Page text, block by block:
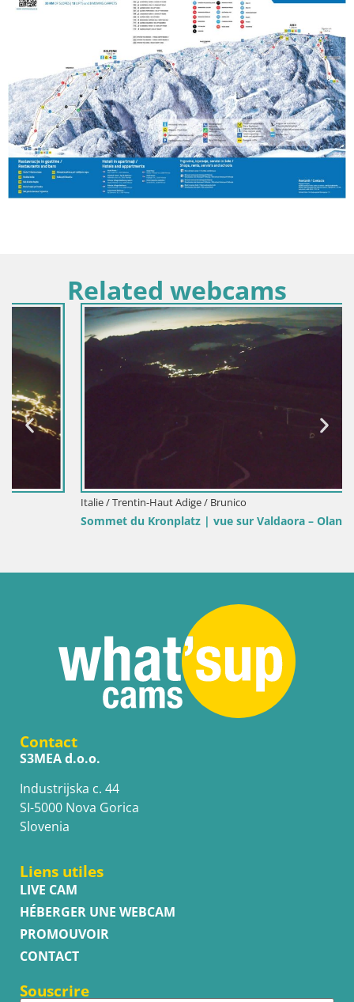
Related webcams
Italie / Trentin-Haut Adige / Brunico
Sommet du Kronplatz | vue sur Valdaora – Olang
Contact
S3MEA d.o.o.
Industrijska c. 44
SI-5000 Nova Gorica
Slovenia
Liens utiles
LIVE CAM
HÉBERGER UNE WEBCAM
PROMOUVOIR
CONTACT
Souscrire